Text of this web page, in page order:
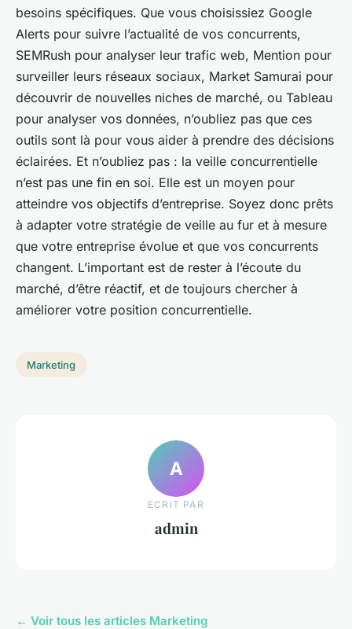
besoins spécifiques. Que vous choisissiez Google
Alerts pour suivre l’actualité de vos concurrents,
SEMRush pour analyser leur trafic web, Mention pour
surveiller leurs réseaux sociaux, Market Samurai pour
découvrir de nouvelles niches de marché, ou Tableau
pour analyser vos données, n’oubliez pas que ces
outils sont là pour vous aider à prendre des décisions
éclairées. Et n’oubliez pas : la veille concurrentielle
n’est pas une fin en soi. Elle est un moyen pour
atteindre vos objectifs d’entreprise. Soyez donc prêts
à adapter votre stratégie de veille au fur et à mesure
que votre entreprise évolue et que vos concurrents
changent. L’important est de rester à l’écoute du
marché, d’être réactif, et de toujours chercher à
améliorer votre position concurrentielle.
Marketing
A
ECRIT PAR
admin
← Voir tous les articles Marketing